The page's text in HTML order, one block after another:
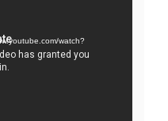
watch?